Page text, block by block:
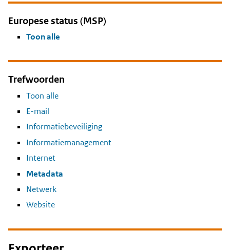
Europese status (MSP)
Toon alle
Trefwoorden
Toon alle
E-mail
Informatiebeveiliging
Informatiemanagement
Internet
Metadata
Netwerk
Website